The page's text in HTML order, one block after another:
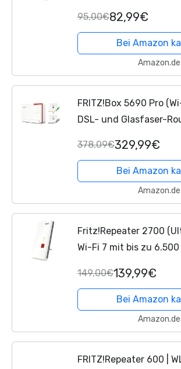
GHz-Band (bis zu 600
deutschsprachige
95,00€82,99€
Bei Amazon
Amazon.de
FRITZ!Box 5690 Pro
DSL- und Glasfaser-
18,5 GBit/s, für
Anschlüsse, WLAN...
378,09€329,99€
Bei Amazon
Amazon.de
Fritz!Repeater 2700
Wi-Fi 7 mit bis zu 6.500
Mesh, einfache
Sicherheitsstandard...
149,00€139,99€
Bei Amazon
Amazon.de
FRITZ!Repeater 600 |